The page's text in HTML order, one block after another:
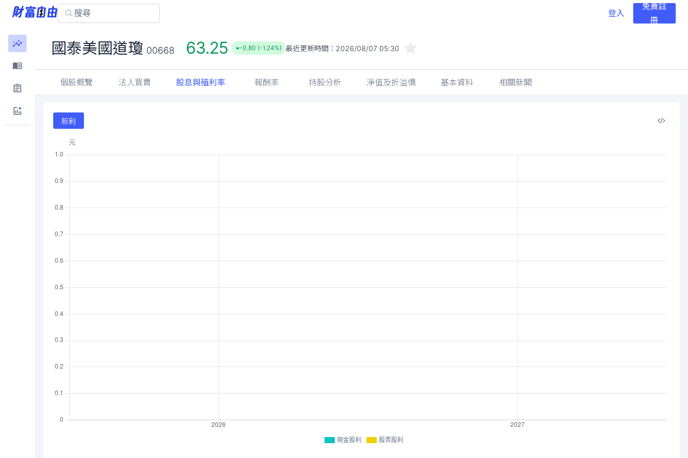
登入
免費註
冊
國泰美國道瓊 00668 63.25 -0.80 (-1.24%) 最近更新時間： 2026/08/07 05:30
個股概覽 法人買賣 股息與殖利率 報酬率 持股分析 淨值及折溢價 基本資料 相關新聞
股利
現金股利 股票股利